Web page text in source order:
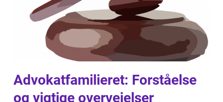
Advokatfamilieret: Forståelse
og vigtige overvejelser